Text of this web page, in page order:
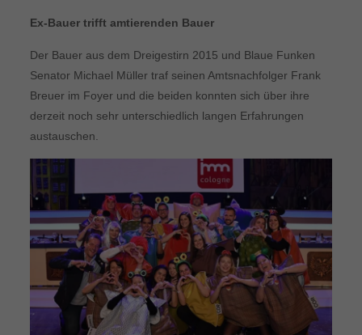
Ex-Bauer trifft amtierenden Bauer
Der Bauer aus dem Dreigestirn 2015 und Blaue Funken
Senator Michael Müller traf seinen Amtsnachfolger Frank
Breuer im Foyer und die beiden konnten sich über ihre
derzeit noch sehr unterschiedlich langen Erfahrungen
austauschen.